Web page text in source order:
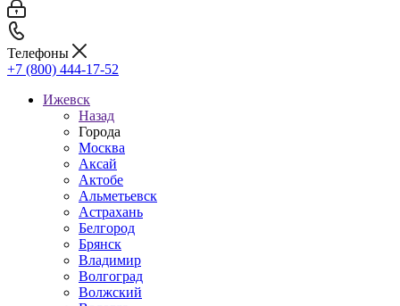
Телефоны
+7 (800) 444-17-52
Ижевск
Назад
Города
Москва
Аксай
Актобе
Альметьевск
Астрахань
Белгород
Брянск
Владимир
Волгоград
Волжский